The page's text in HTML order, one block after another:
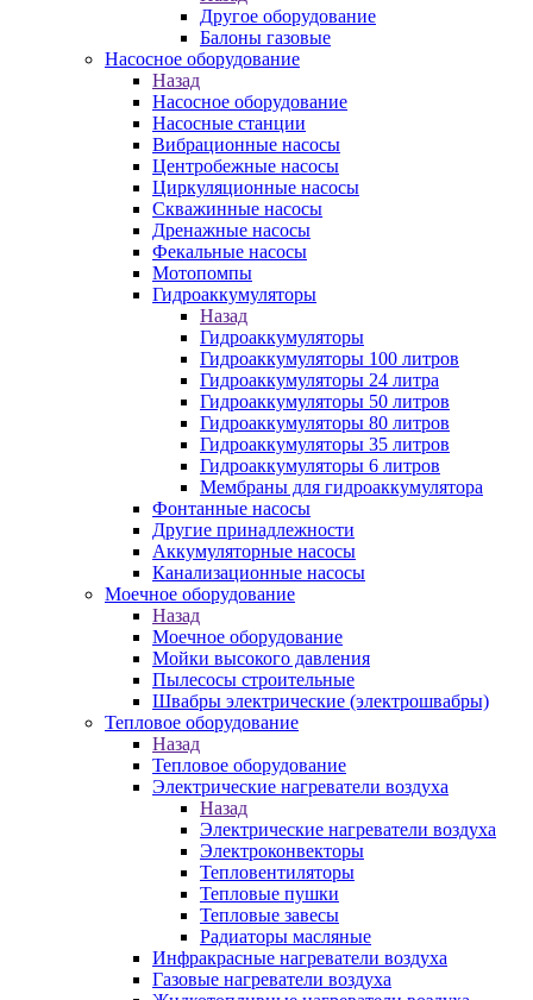
Другое оборудование
Балоны газовые
Насосное оборудование
Назад
Насосное оборудование
Насосные станции
Вибрационные насосы
Центробежные насосы
Циркуляционные насосы
Скважинные насосы
Дренажные насосы
Фекальные насосы
Мотопомпы
Гидроаккумуляторы
Назад
Гидроаккумуляторы
Гидроаккумуляторы 100 литров
Гидроаккумуляторы 24 литра
Гидроаккумуляторы 50 литров
Гидроаккумуляторы 80 литров
Гидроаккумуляторы 35 литров
Гидроаккумуляторы 6 литров
Мембраны для гидроаккумулятора
Фонтанные насосы
Другие принадлежности
Аккумуляторные насосы
Канализационные насосы
Моечное оборудование
Назад
Моечное оборудование
Мойки высокого давления
Пылесосы строительные
Швабры электрические (электрошвабры)
Тепловое оборудование
Назад
Тепловое оборудование
Электрические нагреватели воздуха
Назад
Электрические нагреватели воздуха
Электроконвекторы
Тепловентиляторы
Тепловые пушки
Тепловые завесы
Радиаторы масляные
Инфракрасные нагреватели воздуха
Газовые нагреватели воздуха